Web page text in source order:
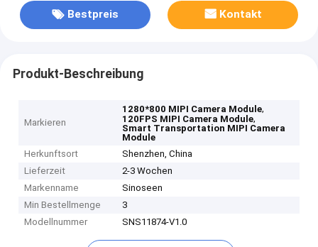
Bestpreis Kontakt
Produkt-Beschreibung
Markieren
1280*800 MIPI Camera Module,
120FPS MIPI Camera Module,
Smart Transportation MIPI Camera
Module
Herkunftsort
Shenzhen, China
Lieferzeit
2-3 Wochen
Markenname
Sinoseen
Min Bestellmenge
3
Modellnummer
SNS11874-V1.0